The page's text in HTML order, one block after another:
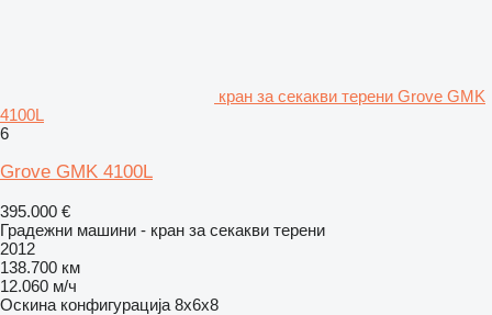
кран за секакви терени Grove GMK
4100L
6
Grove GMK 4100L
395.000 €
Градежни машини - кран за секакви терени
2012
138.700 км
12.060 м/ч
Оскина конфигурација 8x6x8